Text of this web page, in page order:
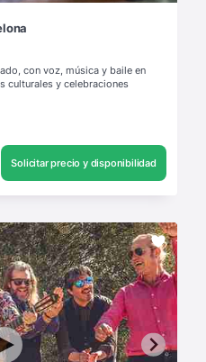
con voz, música y baile en
culturales y celebraciones
Solicitar precio y disponibilidad